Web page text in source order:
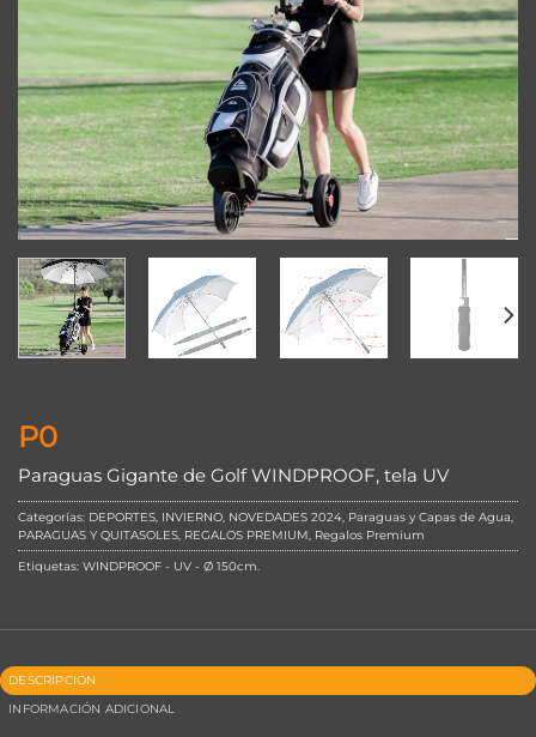
P0
Paraguas Gigante de Golf WINDPROOF, tela UV
Categorías: DEPORTES INVIERNO NOVEDADES 2024 Paraguas y Capas de Agua
PARAGUAS Y QUITASOLES REGALOS PREMIUM Regalos Premium
Etiquetas: WINDPROOF - UV - Ø 150cm
DESCRIPCIÓN
INFORMACIÓN ADICIONAL